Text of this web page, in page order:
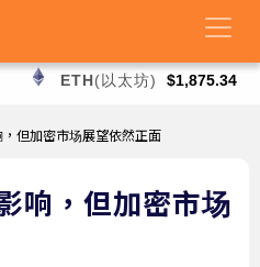
ETH(以太坊) $1,875.34
但加密市场展望依然正面
响，但加密市场